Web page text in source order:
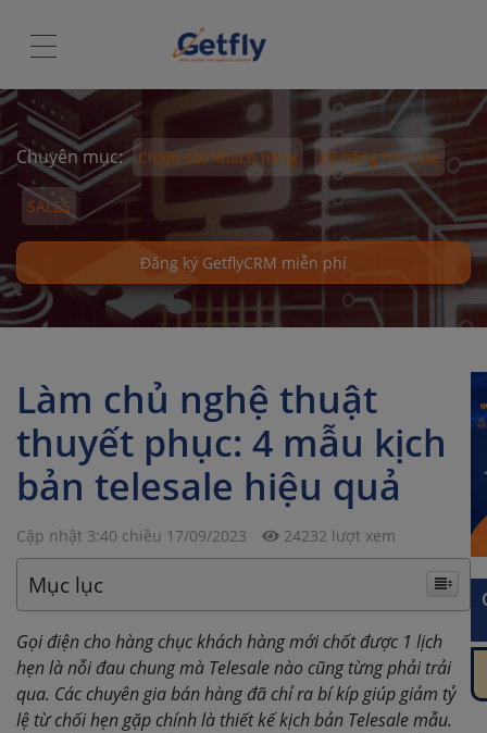
Chuyên mục: Chăm sóc khách hàng Kỹ năng telesale
SALES
Đăng ký GetflyCRM miễn phí
Làm chủ nghệ thuật
thuyết phục: 4 mẫu kịch
bản telesale hiệu quả
Cập nhật 3:40 chiều 17/09/2023 24232 lượt xem
Mục lục
Gọi điện cho hàng chục khách hàng mới chốt được 1 lịch
hẹn là nỗi đau chung mà Telesale nào cũng từng phải trải
qua. Các chuyên gia bán hàng đã chỉ ra bí kíp giúp giảm tỷ
lệ từ chối hẹn gặp chính là thiết kế kịch bản Telesale mẫu.